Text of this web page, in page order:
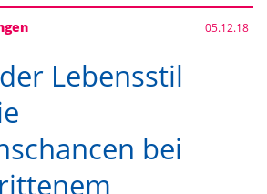
05.12.18
Lebensstil
bei